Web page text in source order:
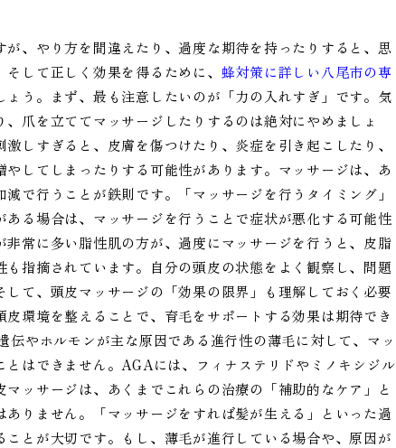
、やり方を間違えたり、過度な期待を持ったりすると、思
して正しく効果を得るために、 蜂対策に詳しい八尾市の専
う。まず、最も注意したいのが「力の入れすぎ」です。気
爪を立ててマッサージしたりするのは絶対にやめましょ
しすぎると、皮膚を傷つけたり、炎症を引き起こしたり、
してしまったりする可能性があります。マッサージは、あ
で行うことが鉄則です。「マッサージを行うタイミング」
る場合は、マッサージを行うことで症状が悪化する可能性
常に多い脂性肌の方が、過度にマッサージを行うと、皮脂
指摘されています。自分の頭皮の状態をよく観察し、問題
て、頭皮マッサージの「効果の限界」も理解しておく必要
環境を整えることで、育毛をサポートする効果は期待でき
やホルモンが主な原因である進行性の薄毛に対して、マッ
はできません。AGAには、フィナステリドやミノキシジル
ッサージは、あくまでこれらの治療の「補助的なケア」と
りません。「マッサージをすれば髪が生える」といった過
とが大切です。もし、薄毛が進行している場合や、原因が